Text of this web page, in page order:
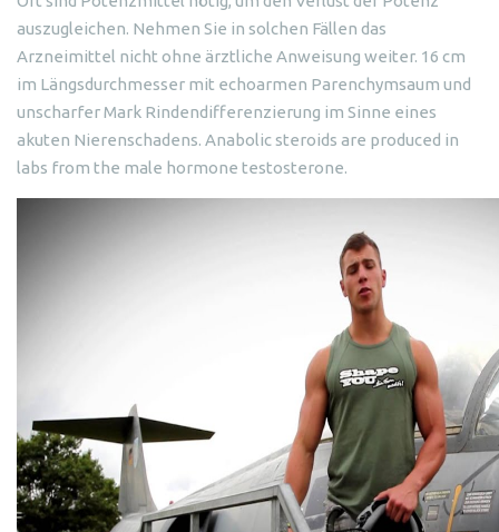
auszugleichen. Nehmen Sie in solchen Fällen das
Arzneimittel nicht ohne ärztliche Anweisung weiter. 16 cm
im Längsdurchmesser mit echoarmen Parenchymsaum und
unscharfer Mark Rindendifferenzierung im Sinne eines
akuten Nierenschadens. Anabolic steroids are produced in
labs from the male hormone testosterone.